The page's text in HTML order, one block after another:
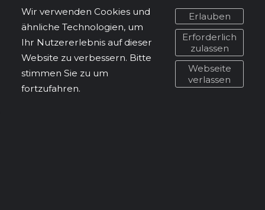
Wir verwenden Cookies und
ähnliche Technologien, um
Ihr Nutzererlebnis auf dieser
Website zu verbessern. Bitte
stimmen Sie zu um
fortzufahren.
Erlauben
Erforderlich
zulassen
Webseite
verlassen